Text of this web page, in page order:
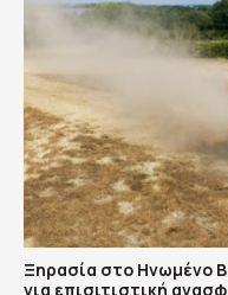
Ξηρασία στο Ηνωμένο
για επισιτιστική